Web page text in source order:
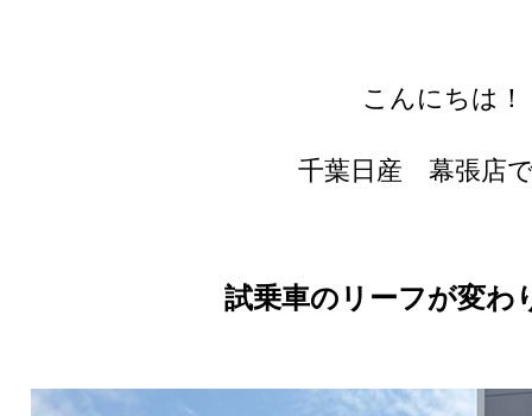
こんにちは！
千葉日産 幕張店
試乗車のリーフが変わ